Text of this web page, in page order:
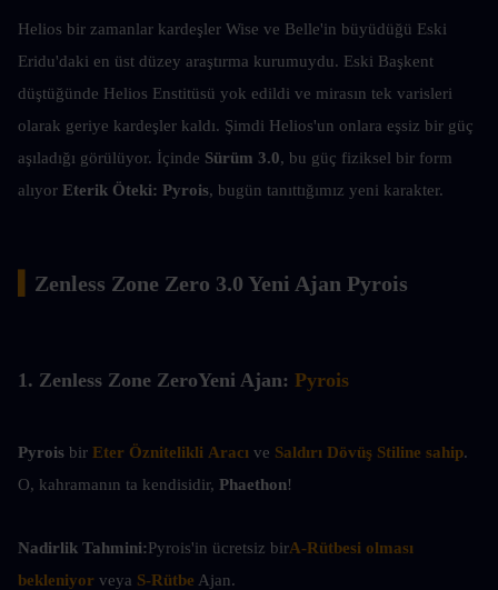
Helios bir zamanlar kardeşler Wise ve Belle'in büyüdüğü Eski
Eridu'daki en üst düzey araştırma kurumuydu. Eski Başkent
düştüğünde Helios Enstitüsü yok edildi ve mirasın tek varisleri
olarak geriye kardeşler kaldı. Şimdi Helios'un onlara eşsiz bir güç
aşıladığı görülüyor. İçinde Sürüm 3.0, bu güç fiziksel bir form
alıyor Eterik Öteki: Pyrois, bugün tanıttığımız yeni karakter.
Zenless Zone Zero 3.0 Yeni Ajan Pyrois
1. Zenless Zone ZeroYeni Ajan: Pyrois
Pyrois bir Eter Öznitelikli Aracı ve Saldırı Dövüş Stiline sahip.
O, kahramanın ta kendisidir, Phaethon!
Nadirlik Tahmini:Pyrois'in ücretsiz birA-Rütbesi olması
bekleniyor veya S-Rütbe Ajan.